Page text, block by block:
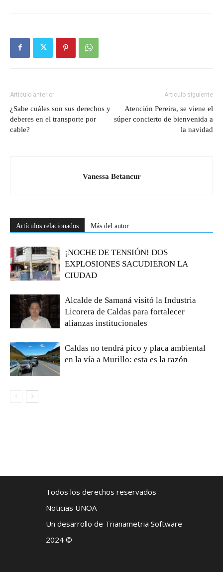
Artículo anterior
¿Sabe cuáles son sus derechos y
deberes en el transporte por
cable?
Artículo siguiente
Atención Pereira, se viene el
súper concierto de bienvenida a
la navidad
Vanessa Betancur
Artículos relacionados Más del autor
¡NOCHE DE TENSIÓN! DOS
EXPLOSIONES SACUDIERON LA
CIUDAD
Alcalde de Samaná visitó la Industria
Licorera de Caldas para fortalecer
alianzas institucionales
Caldas no tendrá pico y placa ambiental
en la vía a Murillo: esta es la razón
Todos los derechos reservados
Noticias UNOA
Un desarrollo de Trianametria Software
2024 ©